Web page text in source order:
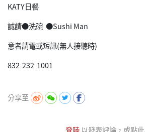
KATY日餐
誠請●洗碗 ●Sushi Man
意者請電或短訊(無人接聽時)
832-232-1001
分享至
登陸以發表評論，或點此